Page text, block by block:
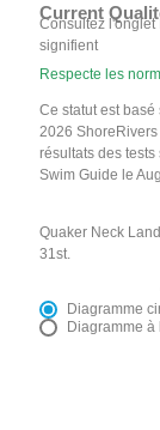
Current
Consultez l'onglet
signifient
Respecte les
Ce statut est
2026
résultats des
Swim Guide le
Quaker Neck
31st.
Diagramme
Diagramme à